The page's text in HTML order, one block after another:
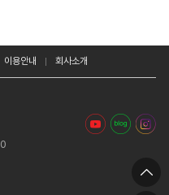
이용안내 회사소개